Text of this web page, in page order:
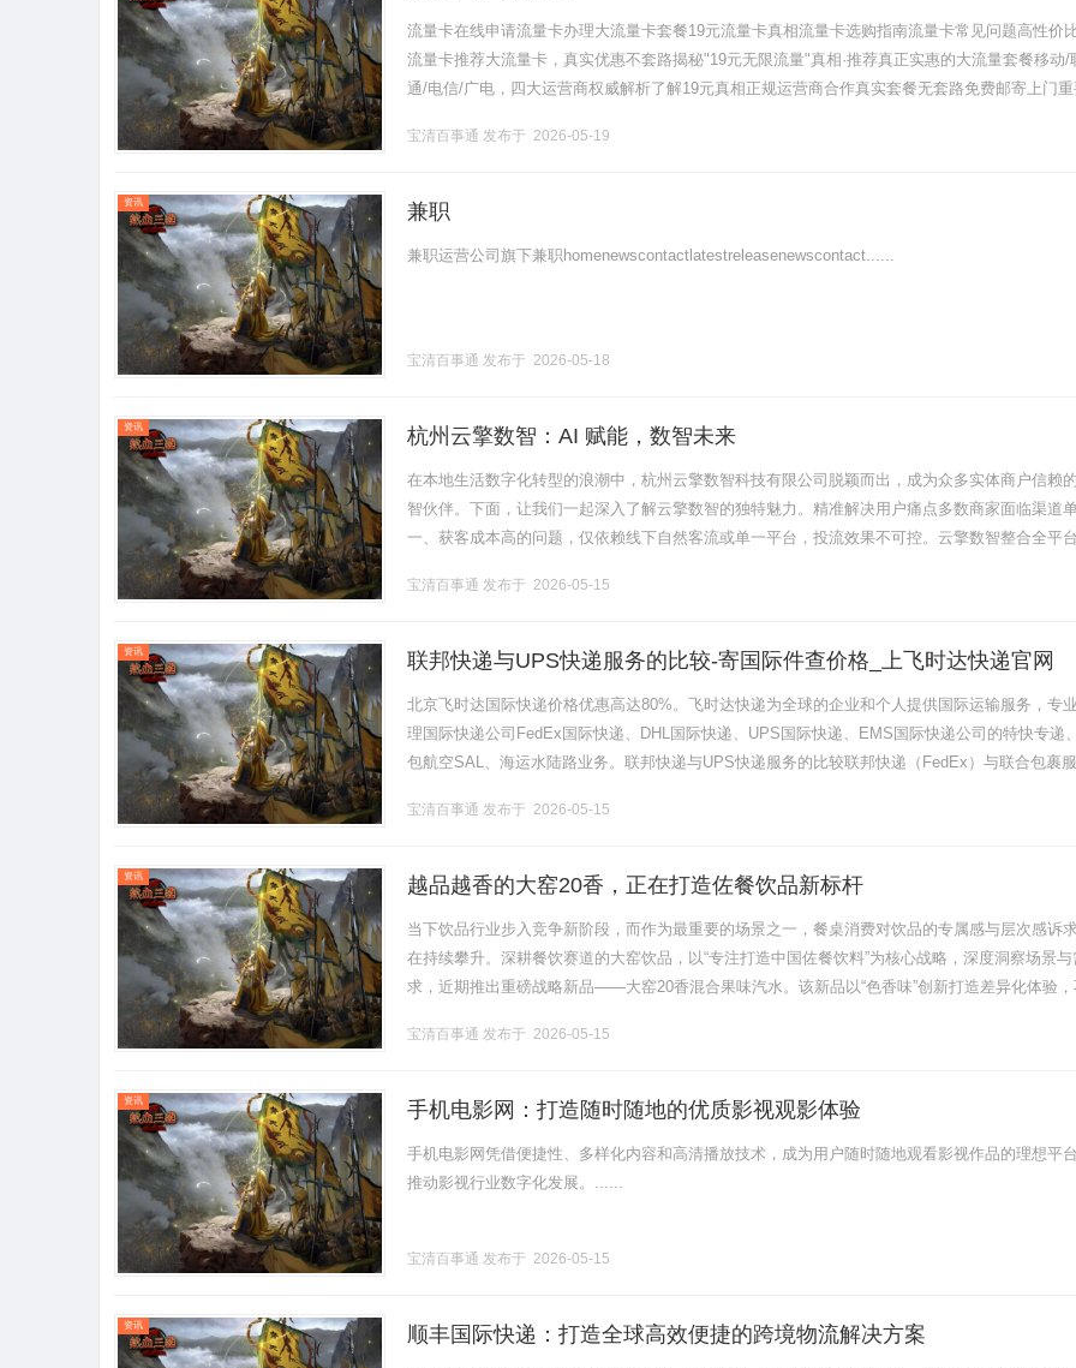
流量卡在线申请流量卡办理大流量卡套餐19元流量卡真相流量卡选购指南流量卡常见问题高性价
流量卡推荐大流量卡，真实优惠不套路揭秘"19元无限流量"真相·推荐真正实惠的大流量套餐移动/
通/电信/广电，四大运营商权威解析了解19元真相正规运营商合作真实套餐无套路免费邮寄上门
宝清百事通 发布于 2026-05-19
资讯 兼职
兼职运营公司旗下兼职homenewscontactlatestreleasenewscontact......
宝清百事通 发布于 2026-05-18
资讯 杭州云擎数智：AI 赋能，数智未来
在本地生活数字化转型的浪潮中，杭州云擎数智科技有限公司脱颖而出，成为众多实体商户信赖
智伙伴。下面，让我们一起深入了解云擎数智的独特魅力。精准解决用户痛点多数商家面临渠道
一、获客成本高的问题，仅依赖线下自然客流或单一平台，投流效果不可控。云擎数智整合全平
数万至数十.........
宝清百事通 发布于 2026-05-15
资讯 联邦快递与UPS快递服务的比较-寄国际件查价格_上飞时达快递官网
北京飞时达国际快递价格优惠高达80%。飞时达快递为全球的企业和个人提供国际运输服务，专
理国际快递公司FedEx国际快递、DHL国际快递、UPS国际快递、EMS国际快递公司的特快专递
包航空SAL、海运水陆路业务。联邦快递与UPS快递服务的比较联邦快递（FedEx）与联合包裹
宝清百事通 发布于 2026-05-15
资讯 越品越香的大窑20香，正在打造佐餐饮品新标杆
当下饮品行业步入竞争新阶段，而作为最重要的场景之一，餐桌消费对饮品的专属感与层次感诉
在持续攀升。深耕餐饮赛道的大窑饮品，以“专注打造中国佐餐饮料”为核心战略，深度洞察场景与
求，近期推出重磅战略新品——大窑20香混合果味汽水。该新品以“色香味”创新打造差异化体验，
前.........
宝清百事通 发布于 2026-05-15
资讯 手机电影网：打造随时随地的优质影视观影体验
手机电影网凭借便捷性、多样化内容和高清播放技术，成为用户随时随地观看影视作品的理想平台
推动影视行业数字化发展。......
宝清百事通 发布于 2026-05-15
资讯 顺丰国际快递：打造全球高效便捷的跨境物流解决方案